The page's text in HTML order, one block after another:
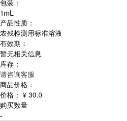
包装：
1mL
产品性质：
农残检测用标准溶液
有效期：
暂无相关信息
库存：
请咨询客服
商品价格：
价格： ¥ 30.0
购买数量
-